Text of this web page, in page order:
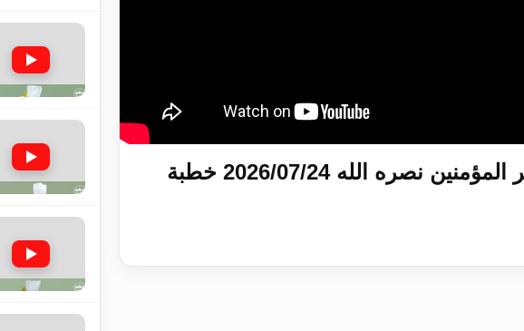
خطبة الجمعة التي ألقاها أمير المؤمنين نصره الله 2026/07/24 خطبة